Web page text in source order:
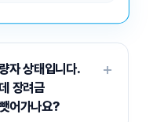
자 상태입니다.
장려금
어가나요?